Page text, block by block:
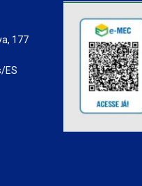
177
ES